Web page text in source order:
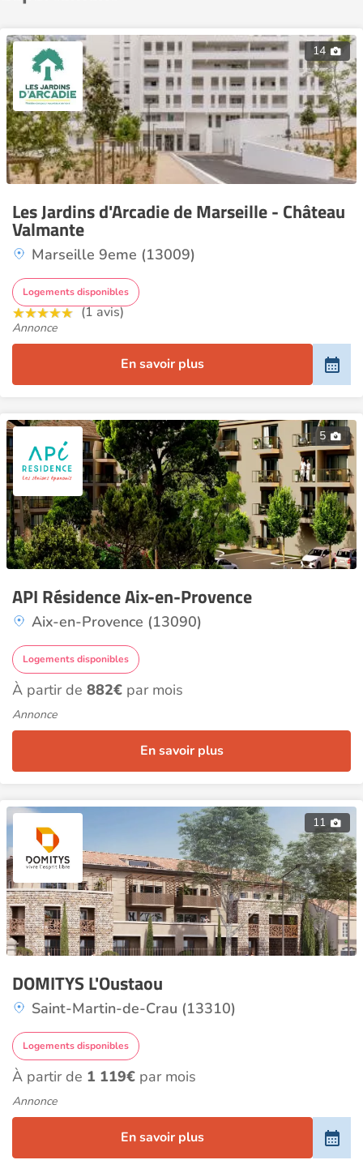
14
Les Jardins d'Arcadie de Marseille - Château
Valmante
Marseille 9eme (13009)
Logements disponibles
(1 avis)
Annonce
En savoir plus
5
API Résidence Aix-en-Provence
Aix-en-Provence (13090)
Logements disponibles
À partir de 882€ par mois
Annonce
En savoir plus
11
DOMITYS L'Oustaou
Saint-Martin-de-Crau (13310)
Logements disponibles
À partir de 1 119€ par mois
Annonce
En savoir plus